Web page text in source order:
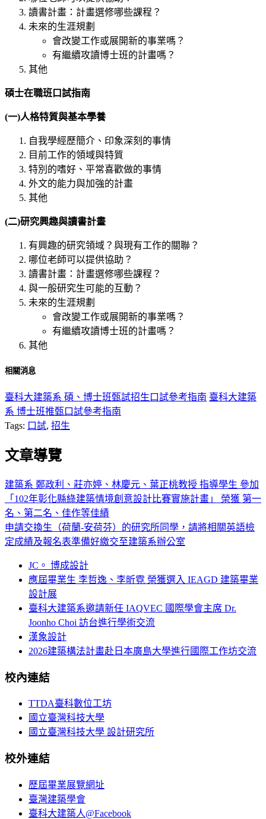
讀書計畫：計畫選修哪些課程？
未來的生涯規劃
會改變工作或展開新的事業嗎？
有繼續攻讀博士班的計畫嗎？
其他
碩士在職班口試指南
(一)人格特質與基本學養
自我學經歷簡介、印象深刻的事情
目前工作的領域與特質
特別的嗜好、平常喜歡做的事情
外文的能力與加強的計畫
其他
(二)研究興趣與讀書計畫
有興趣的研究領域？與現有工作的關聯？
哪位老師可以提供協助？
讀書計畫：計畫選修哪些課程？
與一般研究生可能的互動？
未來的生涯規劃
會改變工作或展開新的事業嗎？
有繼續攻讀博士班的計畫嗎？
其他
相關消息
臺科大建築系 碩、博士班甄試招生口試參考指南 臺科大建築
系 博士班推甄口試參考指南
Tags: 口試, 招生
文章導覽
建築系 鄭政利、莊亦婷、林慶元、葉正桃教授 指導學生 參加
「102年彰化縣綠建築情境創意設計比賽實施計畫」 榮獲 第一
名、第二名、佳作等佳績
申請交換生（荷蘭-安荷芬）的研究所同學，請將相關英語檢
定成績及報名表準備好繳交至建築系辦公室
JC。 博成設計
應屆畢業生 李哲逸、李昕霓 榮獲選入 IEAGD 建築畢業
設計展
臺科大建築系邀請新任 IAQVEC 國際學會主席 Dr.
Joonho Choi 訪台進行學術交流
漢象設計
2026建築構法計畫赴日本廣島大學進行國際工作坊交流
校內連結
TTDA臺科數位工坊
國立臺灣科技大學
國立臺灣科技大學 設計研究所
校外連結
歷屆畢業展覽網址
臺灣建築學會
臺科大建築人@Facebook